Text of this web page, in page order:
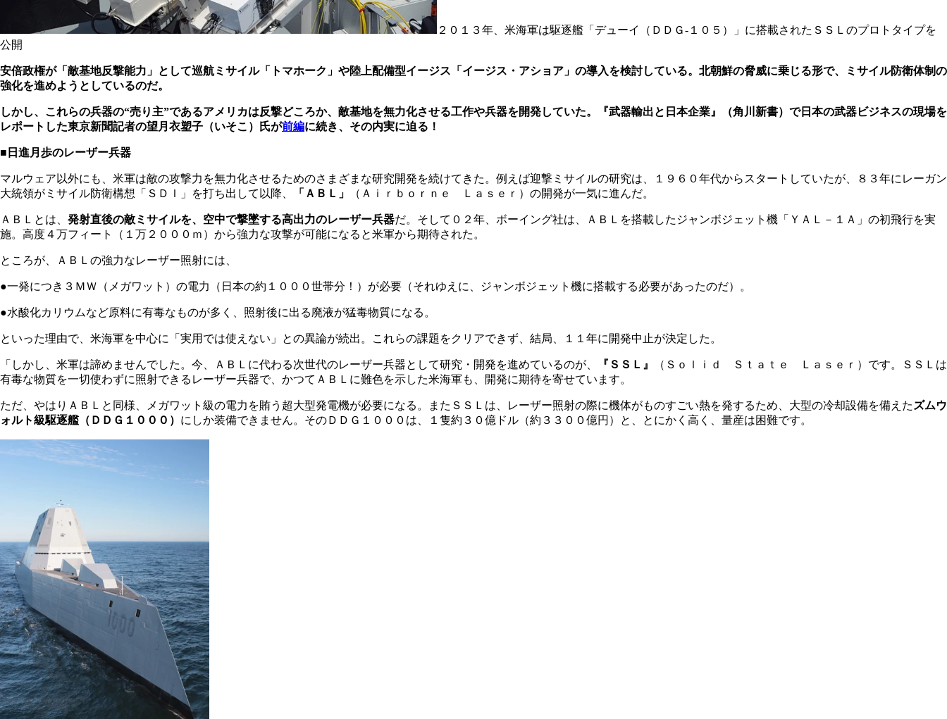
２０１３年、米海軍は駆逐艦「デューイ（ＤＤＧ-１０５）」に搭載されたＳＳＬのプロトタイプを
公開
安倍政権が「敵基地反撃能力」として巡航ミサイル「トマホーク」や陸上配備型イージス「イージス・アショア」の導入を検討している。北朝鮮の脅威に乗じる形で、ミサイル防衛体制の
強化を進めようとしているのだ。
しかし、これらの兵器の“売り主”であるアメリカは反撃どころか、敵基地を無力化させる工作や兵器を開発していた。『武器輸出と日本企業』（角川新書）で日本の武器ビジネスの現場を
レポートした東京新聞記者の望月衣塑子（いそこ）氏が前編に続き、その内実に迫る！
■日進月歩のレーザー兵器
マルウェア以外にも、米軍は敵の攻撃力を無力化させるためのさまざまな研究開発を続けてきた。例えば迎撃ミサイルの研究は、１９６０年代からスタートしていたが、８３年にレーガン
大統領がミサイル防衛構想「ＳＤＩ」を打ち出して以降、
「ＡＢＬ」 （Ａｉｒｂｏｒｎｅ Ｌａｓｅｒ）の開発が一気に進んだ。
ＡＢＬとは、 発射直後の敵ミサイルを、空中で撃墜する高出力のレーザー兵器だ。そして０２年、ボーイング社は、ＡＢＬを搭載したジャンボジェット機「ＹＡＬ－１Ａ」の初飛行を実
施。高度４万フィート（１万２０００ｍ）から強力な攻撃が可能になると米軍から期待された。
ところが、ＡＢＬの強力なレーザー照射には、
●一発につき３ＭＷ（メガワット）の電力（日本の約１０００世帯分！）が必要（それゆえに、ジャンボジェット機に搭載する必要があったのだ）。
●水酸化カリウムなど原料に有毒なものが多く、照射後に出る廃液が猛毒物質になる。
といった理由で、米海軍を中心に「実用では使えない」との異論が続出。これらの課題をクリアできず、結局、１１年に開発中止が決定した。
「しかし、米軍は諦めませんでした。今、ＡＢＬに代わる次世代のレーザー兵器として研究・開発を進めているのが、 『ＳＳＬ』
（Ｓｏｌｉｄ Ｓｔａｔｅ Ｌａｓｅｒ）です。ＳＳＬは
有毒な物質を一切使わずに照射できるレーザー兵器で、かつてＡＢＬに難色を示した米海軍も、開発に期待を寄せています。
ただ、やはりＡＢＬと同様、メガワット級の電力を賄う超大型発電機が必要になる。またＳＳＬは、レーザー照射の際に機体がものすごい熱を発するため、大型の冷却設備を備えた ズムウ
ォルト級駆逐艦（ＤＤＧ１０００） にしか装備できません。そのＤＤＧ１０００は、１隻約３０億ドル（約３３００億円）と、とにかく高く、量産は困難です。